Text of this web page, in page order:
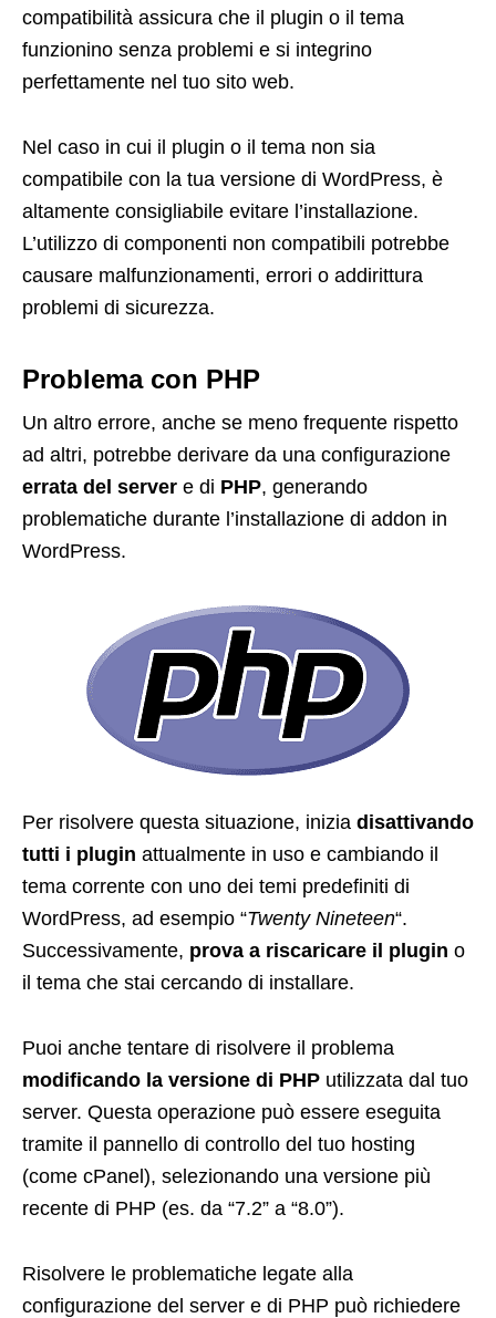
compatibilità assicura che il plugin o il tema
funzionino senza problemi e si integrino
perfettamente nel tuo sito web.
Nel caso in cui il plugin o il tema non sia
compatibile con la tua versione di WordPress, è
altamente consigliabile evitare l’installazione.
L’utilizzo di componenti non compatibili potrebbe
causare malfunzionamenti, errori o addirittura
problemi di sicurezza.
Problema con PHP
Un altro errore, anche se meno frequente rispetto
ad altri, potrebbe derivare da una configurazione
errata del server e di PHP, generando
problematiche durante l’installazione di addon in
WordPress.
Per risolvere questa situazione, inizia disattivando
tutti i plugin attualmente in uso e cambiando il
tema corrente con uno dei temi predefiniti di
WordPress, ad esempio “Twenty Nineteen“.
Successivamente, prova a riscaricare il plugin o
il tema che stai cercando di installare.
Puoi anche tentare di risolvere il problema
modificando la versione di PHP utilizzata dal tuo
server. Questa operazione può essere eseguita
tramite il pannello di controllo del tuo hosting
(come cPanel), selezionando una versione più
recente di PHP (es. da “7.2” a “8.0”).
Risolvere le problematiche legate alla
configurazione del server e di PHP può richiedere